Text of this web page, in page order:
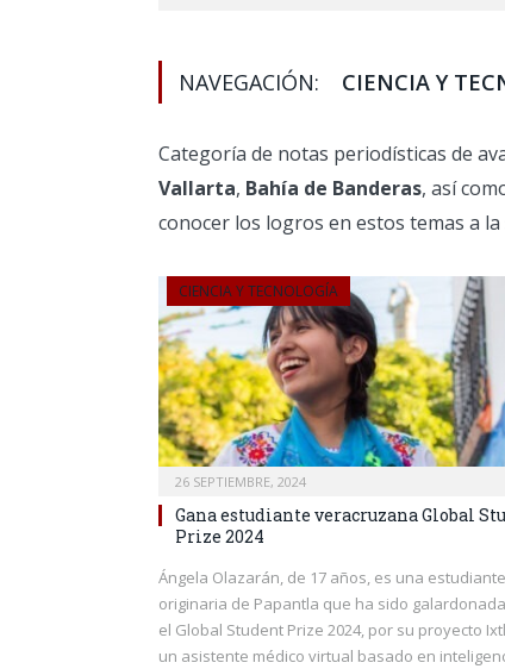
NAVEGACIÓN: CIENCIA Y
Categoría de notas periodísticas de
Vallarta, Bahía de Banderas, así
conocer los logros en estos temas a la
CIENCIA Y TECNOLOGÍA
26 SEPTIEMBRE, 2024
Gana estudiante veracruzana Global
Prize 2024
Ángela Olazarán, de 17 años, es una estudiante
originaria de Papantla que ha sido
el Global Student Prize 2024, por su proyecto
un asistente médico virtual basado en